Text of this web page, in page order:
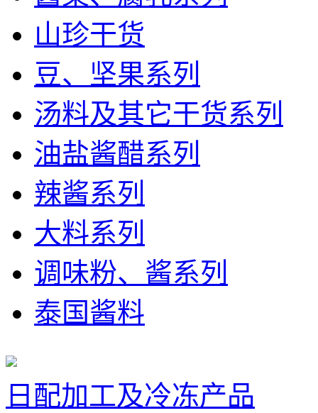
山珍干货
豆、坚果系列
汤料及其它干货系列
油盐酱醋系列
辣酱系列
大料系列
调味粉、酱系列
泰国酱料
日配加工及冷冻产品